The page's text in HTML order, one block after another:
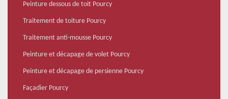
Peinture dessous de toit Pourcy
Traitement de toiture Pourcy
Traitement anti-mousse Pourcy
Peinture et décapage de volet Pourcy
Peinture et décapage de persienne Pourcy
Façadier Pourcy